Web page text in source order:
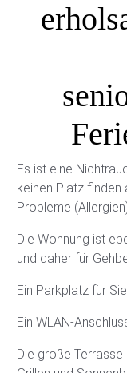
Es ist eine
keinen Platz
Probleme
Die Wohnung ist
und daher für
Ein Parkplatz für
Ein WLAN-
Die große